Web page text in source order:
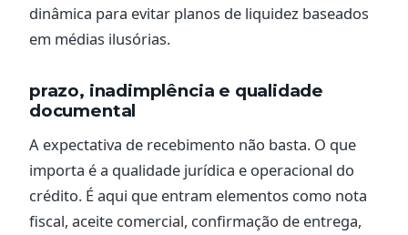
dinâmica para evitar planos de liquidez baseados
em médias ilusórias.
prazo, inadimplência e qualidade
documental
A expectativa de recebimento não basta. O que
importa é a qualidade jurídica e operacional do
crédito. É aqui que entram elementos como nota
fiscal, aceite comercial, confirmação de entrega,